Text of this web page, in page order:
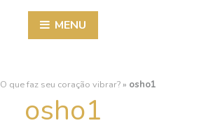
MENU
O que faz seu coração vibrar?» osho1
osho1